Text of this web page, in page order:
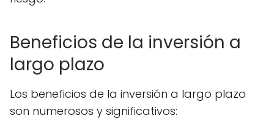
Beneficios de la inversión a
largo plazo
Los beneficios de la inversión a largo plazo
son numerosos y significativos: